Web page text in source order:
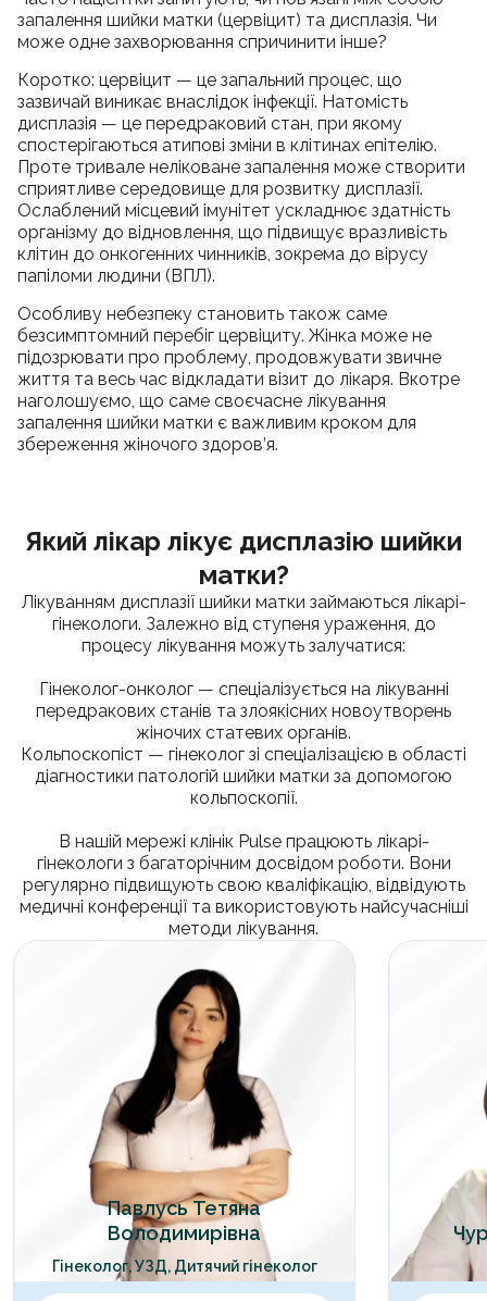
запалення шийки матки (цервіцит) та дисплазія. Чи
може одне захворювання спричинити інше?
Коротко: цервіцит — це запальний процес, що
зазвичай виникає внаслідок інфекції. Натомість
дисплазія — це передраковий стан, при якому
спостерігаються атипові зміни в клітинах епітелію.
Проте тривале неліковане запалення може створити
сприятливе середовище для розвитку дисплазії.
Ослаблений місцевий імунітет ускладнює здатність
організму до відновлення, що підвищує вразливість
клітин до онкогенних чинників, зокрема до вірусу
папіломи людини (ВПЛ).
Особливу небезпеку становить також саме
безсимптомний перебіг цервіциту. Жінка може не
підозрювати про проблему, продовжувати звичне
життя та весь час відкладати візит до лікаря. Вкотре
наголошуємо, що саме своєчасне лікування
запалення шийки матки є важливим кроком для
збереження жіночого здоров’я.
Який лікар лікує дисплазію шийки
матки?
Лікуванням дисплазії шийки матки займаються лікарі-
гінекологи. Залежно від ступеня ураження, до
процесу лікування можуть залучатися:
Гінеколог-онколог — спеціалізується на лікуванні
передракових станів та злоякісних новоутворень
жіночих статевих органів.
Кольпоскопіст — гінеколог зі спеціалізацією в області
діагностики патологій шийки матки за допомогою
кольпоскопії.
В нашій мережі клінік Pulse працюють лікарі-
гінекологи з багаторічним досвідом роботи. Вони
регулярно підвищують свою кваліфікацію, відвідують
медичні конференції та використовують найсучасніші
методи лікування.
Павлусь Тетяна
Володимирівна
Гінеколог, УЗД, Дитячий гінеколог